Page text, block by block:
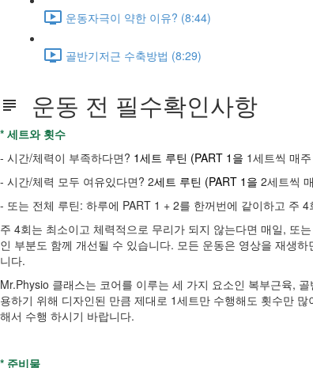
운동자극이 약한 이유? (8:44)
골반기저근 수축방법 (8:29)
운동 전 필수확인사항
* 세트와 횟수
- 시간/체력이 부족하다면? 1세트 루틴 (PART 1을 1세트씩 매
- 시간/체력 모두 여유있다면? 2세트 루틴 (PART 1을 2세트씩
- 또는 전체 루틴: 하루에 PART 1 + 2를 한꺼번에 같이하고 주 4
주 4회는 최소이고 체력적으로 무리가 되지 않는다면 매일, 또
인 부분도 함께 개선될 수 있습니다. 모든 운동은 영상을 재생
니다.
Mr.Physio 클래스는 코어를 이루는 세 가지 요소인 복부근육,
용하기 위해 디자인된 만큼 제대로 1세트만 수행해도 횟수만
해서 수행 하시기 바랍니다.
* 준비물